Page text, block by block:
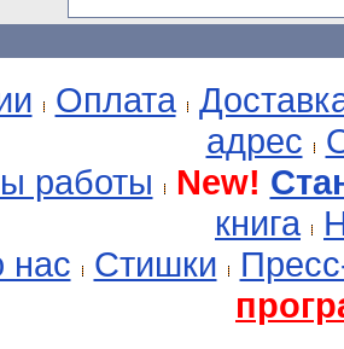
Оплата
адрес
работы New!
книга
нас
Стишки